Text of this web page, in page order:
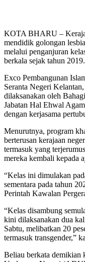
KOTA BHARU –
mendidik golongan
melalui penganjuran
berkala sejak tahun 2019.
Exco Pembangunan
Seranta Negeri
dilaksanakan oleh
Jabatan Hal Ehwal
dengan kerjasama
Menurutnya, program
berterusan kerajaan
termasuk yang
mereka kembali kepada
“Kelas ini dimulakan
sementara pada tahun
Perintah Kawalan
“Kelas disambung
kini dilaksanakan dua
Sabtu, melibatkan 20
termasuk transgender,”
Beliau berkata demikian